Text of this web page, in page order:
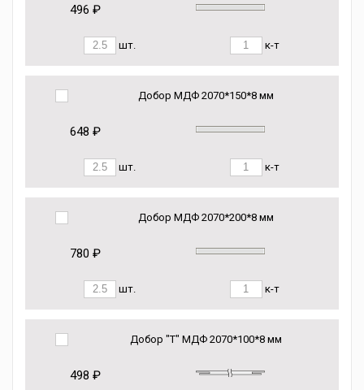
496 ₽
шт. к-т
Добор МДФ 2070*150*8 мм
648 ₽
шт. к-т
Добор МДФ 2070*200*8 мм
780 ₽
шт. к-т
Добор "Т" МДФ 2070*100*8 мм
498 ₽